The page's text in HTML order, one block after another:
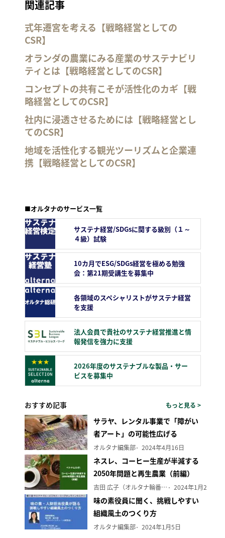
関連記事
式年遷宮を考える【戦略経営としての
CSR】
オランダの農業にみる産業のサステナビリ
ティとは【戦略経営としてのCSR】
コンセプトの共有こそが活性化のカギ【戦
略経営としてのCSR】
社内に浸透させるためには【戦略経営とし
てのCSR】
地域を活性化する観光ツーリズムと企業連
携【戦略経営としてのCSR】
■オルタナのサービス一覧
サステナ経営/SDGsに関する級別（１～
４級）試験
10カ月でESG/SDGs経営を極める勉強
会：第21期受講生を募集中
各領域のスペシャリストがサステナ経営
を支援
法人会員で貴社のサステナ経営推進と情
報発信を強力に支援
2026年度のサステナブルな製品・サー
ビスを募集中
おすすめ記事 もっと見る >
サラヤ、レンタル事業で「障がい
者アート」の可能性広げる
オルタナ編集部 2024年4月16日
ネスレ、コーヒー生産が半減する
2050年問題と再生農業（前編）
吉田 広子（オルタナ輪番編集長） 2024年1月29日
味の素役員に聞く、挑戦しやすい
組織風土のつくり方
オルタナ編集部 2024年1月5日